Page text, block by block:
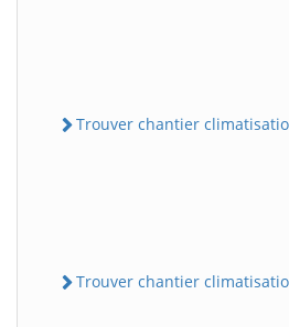
Trouver chantier
Trouver chantier